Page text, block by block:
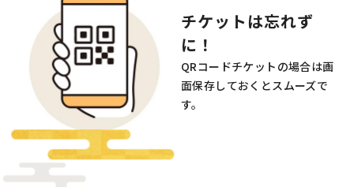
チケットは忘れず
に！
QRコードチケットの場合は画
面保存しておくとスムーズで
す。